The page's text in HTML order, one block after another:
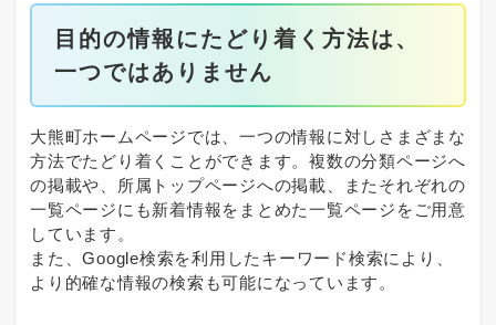
目的の情報にたどり着く方法は、
一つではありません
大熊町ホームページでは、一つの情報に対しさまざまな
方法でたどり着くことができます。複数の分類ページへ
の掲載や、所属トップページへの掲載、またそれぞれの
一覧ページにも新着情報をまとめた一覧ページをご用意
しています。
また、Google検索を利用したキーワード検索により、
より的確な情報の検索も可能になっています。